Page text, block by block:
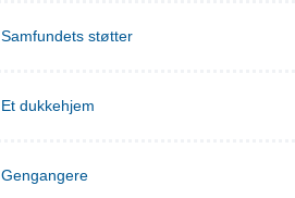
Samfundets støtter
Et dukkehjem
Gengangere